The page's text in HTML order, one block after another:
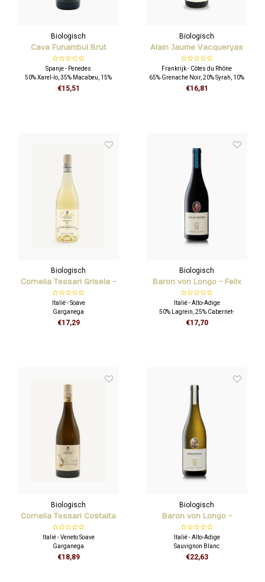
Biologisch
Cava Funambul Brut
Nature - Equilibri natural
Spanje - Penedes
50% Xarel-lo, 35% Macabeu, 15%
Parellada
€15,51
Biologisch
Alain Jaume Vacqueryas
Rouge 'grande garrigue'
Frankrijk - Côtes du Rhône
65% Grenache Noir, 20% Syrah, 10%
Cinsault, 5% Mourvèdre
€16,81
Biologisch
Cornelia Tessari Grisela -
Soave Classico DOC
Italië - Soave
Garganega
€17,29
Biologisch
Baron von Longo - Felix
Anton Rosso
Italië - Alto-Adige
50% Lagrein, 25% Cabernet-
Sauvignon, Cabernet-Franc, Petit-
€17,70
Biologisch
Cornelia Tessari Costalta
- Soave Classico DOC
Italië - Veneto Soave
Garganega
€18,89
Biologisch
Baron von Longo -
Urgestein - Sauvignon
Blanc
Italië - Alto-Adige
Sauvignon Blanc
€22,63